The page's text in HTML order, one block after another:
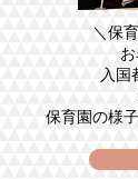
＼保
入国
保育園の様